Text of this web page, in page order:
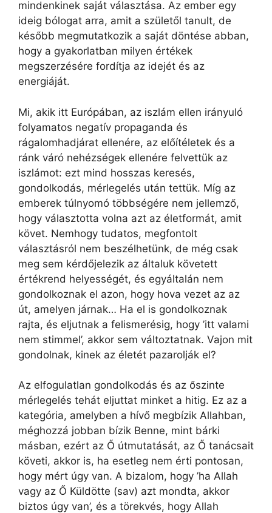
mindenkinek saját választása. Az ember egy
ideig bólogat arra, amit a születől tanult, de
később megmutatkozik a saját döntése abban,
hogy a gyakorlatban milyen értékek
megszerzésére fordítja az idejét és az
energiáját.
Mi, akik itt Európában, az iszlám ellen irányuló
folyamatos negatív propaganda és
rágalomhadjárat ellenére, az előítéletek és a
ránk váró nehézségek ellenére felvettük az
iszlámot: ezt mind hosszas keresés,
gondolkodás, mérlegelés után tettük. Míg az
emberek túlnyomó többségére nem jellemző,
hogy választotta volna azt az életformát, amit
követ. Nemhogy tudatos, megfontolt
választásról nem beszélhetünk, de még csak
meg sem kérdőjelezik az általuk követett
értékrend helyességét, és egyáltalán nem
gondolkoznak el azon, hogy hova vezet az az
út, amelyen járnak… Ha el is gondolkoznak
rajta, és eljutnak a felismerésig, hogy ’itt valami
nem stimmel’, akkor sem változtatnak. Vajon mit
gondolnak, kinek az életét pazarolják el?
Az elfogulatlan gondolkodás és az őszinte
mérlegelés tehát eljuttat minket a hitig. Ez az a
kategória, amelyben a hívő megbízik Allahban,
méghozzá jobban bízik Benne, mint bárki
másban, ezért az Ő útmutatását, az Ő tanácsait
követi, akkor is, ha esetleg nem érti pontosan,
hogy mért úgy van. A bizalom, hogy ’ha Allah
vagy az Ő Küldötte (sav) azt mondta, akkor
biztos úgy van’, és a törekvés, hogy Allah